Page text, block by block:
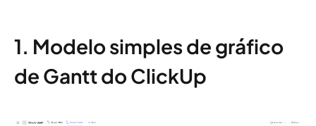
1. Modelo simples de gráfico
de Gantt do ClickUp